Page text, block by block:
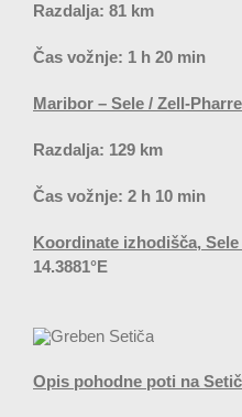
Razdalja: 81 km
Čas vožnje: 1 h 20 min
Maribor – Sele / Zell-
Razdalja: 129 km
Čas vožnje: 2 h 10 min
Koordinate izhodišča,
14.3881°E
Opis pohodne poti na